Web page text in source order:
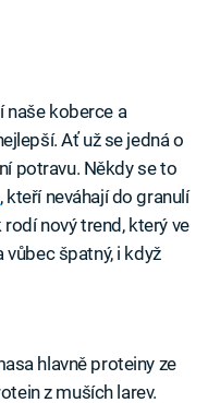
naše koberce a
Ať už se jedná o
potravu. Někdy se to
, kteří neváhají do granulí
nový trend, který ve
špatný, i když
hlavně proteiny ze
z muších larev.